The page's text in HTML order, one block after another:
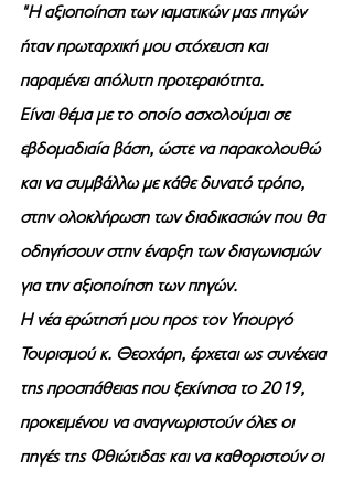
"Η αξιοποίηση των ιαματικών μας πηγών
ήταν πρωταρχική μου στόχευση και
παραμένει απόλυτη προτεραιότητα.
Είναι θέμα με το οποίο ασχολούμαι σε
εβδομαδιαία βάση, ώστε να παρακολουθώ
και να συμβάλλω με κάθε δυνατό τρόπο,
στην ολοκλήρωση των διαδικασιών που θα
οδηγήσουν στην έναρξη των διαγωνισμών
για την αξιοποίηση των πηγών.
Η νέα ερώτησή μου προς τον Υπουργό
Τουρισμού κ. Θεοχάρη, έρχεται ως συνέχεια
της προσπάθειας που ξεκίνησα το 2019,
προκειμένου να αναγνωριστούν όλες οι
πηγές της Φθιώτιδας και να καθοριστούν οι